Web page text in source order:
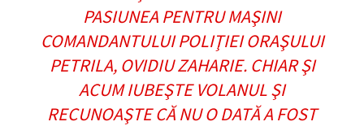
PASIUNEA PENTRU MAŞINI
COMANDANTULUI POLIŢIEI ORAŞULUI
PETRILA, OVIDIU ZAHARIE. CHIAR ŞI
ACUM IUBEŞTE VOLANUL ŞI
RECUNOAŞTE CĂ NU O DATĂ A FOST